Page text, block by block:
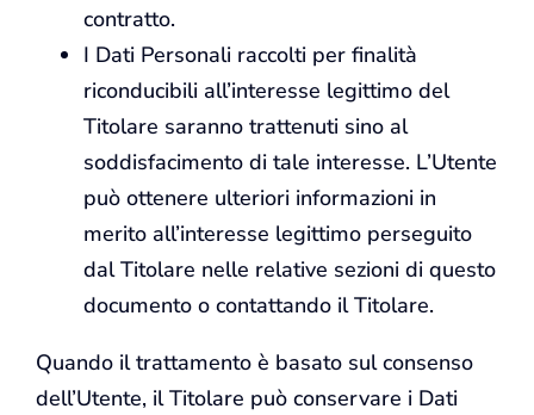
contratto.
I Dati Personali raccolti per finalità
riconducibili all’interesse legittimo del
Titolare saranno trattenuti sino al
soddisfacimento di tale interesse. L’Utente
può ottenere ulteriori informazioni in
merito all’interesse legittimo perseguito
dal Titolare nelle relative sezioni di questo
documento o contattando il Titolare.
Quando il trattamento è basato sul consenso
dell’Utente, il Titolare può conservare i Dati